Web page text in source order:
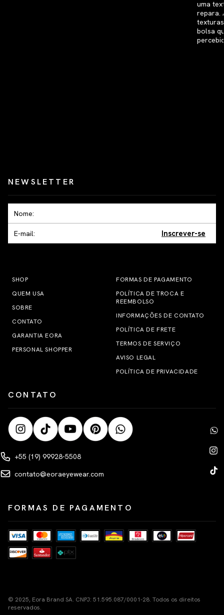
NEWSLETTER
Inscrever-se
SHOP
QUEM USA
SOBRE
CONTATO
GARANTIA EORA
PERSONAL SHOPPER
FORMAS DE PAGAMENTO
POLÍTICA DE TROCA E
REEMBOLSO
INFORMAÇÕES DE CONTATO
POLÍTICA DE FRETE
TERMOS DE SERVIÇO
AVISO LEGAL
POLÍTICA DE PRIVACIDADE
CONTATO
+55 (19) 99928-5508
contato@eoraeyewear.com
FORMAS DE PAGAMENTO
© 2025, Eora Brand SA. CNPJ: 51.595.087/0001-28. Todos os direitos
reservados.